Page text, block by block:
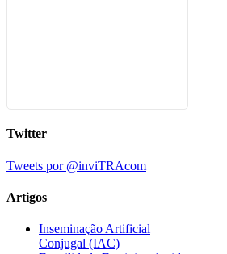
Twitter
Tweets por @inviTRAcom
Artigos
Inseminação Artificial
Conjugal (IAC)